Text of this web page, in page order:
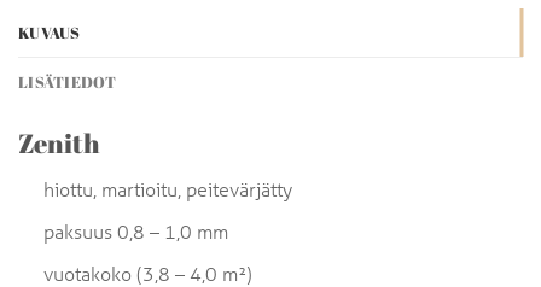
KUVAUS
LISÄTIEDOT
Zenith
hiottu, martioitu, peitevärjätty
paksuus 0,8 – 1,0 mm
vuotakoko (3,8 – 4,0 m²)